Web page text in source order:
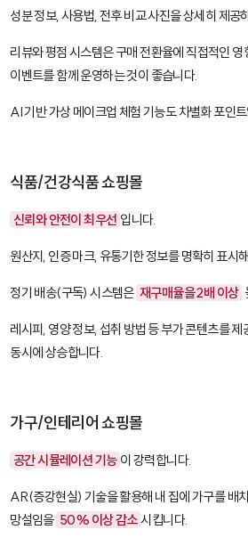
성분 정보, 사용법, 전후 비교 사진을 상세히 제공
리뷰와 평점 시스템은 구매 전환율에 직접적인
이벤트를 함께 운영하는 것이 좋습니다.
AI 기반 가상 메이크업 체험 기능도 차별화 포인
식품/건강식품 쇼핑몰
신뢰와 안전이 최우선 입니다.
원산지, 인증 마크, 유통기한 정보를 명확히 표시
정기 배송(구독) 시스템은 재구매율을 2배 이상
레시피, 영양 정보, 섭취 방법 등 부가 콘텐츠를
동시에 상승합니다.
가구/인테리어 쇼핑몰
공간 시뮬레이션 기능 이 강력합니다.
AR(증강현실) 기술을 활용해 내 집에 가구를 배
망설임을 50% 이상 감소시킵니다.